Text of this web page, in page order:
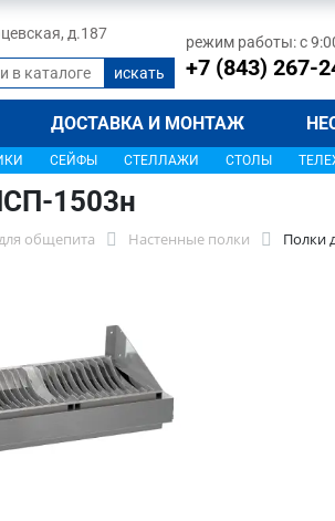
д.187 режим работы: с
+7 (843) 267-
ДОСТАВКА И МОНТАЖ
СЕЙФЫ СТЕЛЛАЖИ СТОЛЫ
1503н
общепита Настенные полки Полки